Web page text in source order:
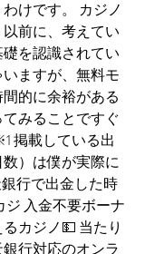
けです。 カジノ
前に、考えてい
を認識されてい
ますが、無料モ
的に余裕がある
みることですぐ
掲載している出
）は僕が実際に
行で出金した時
入金不要ボーナ
カジノ💵 当たり
行対応のオンラ